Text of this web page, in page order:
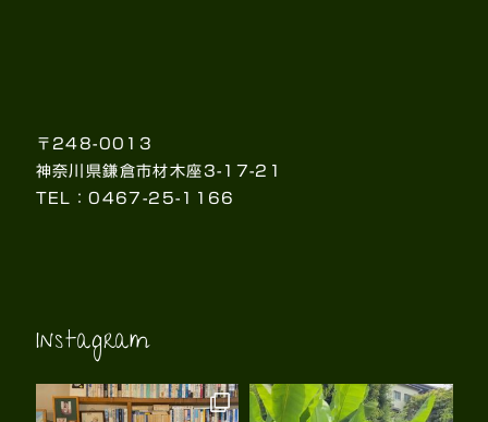
〒248-0013
神奈川県鎌倉市材木座3-17-21
TEL：0467-25-1166
Instagram